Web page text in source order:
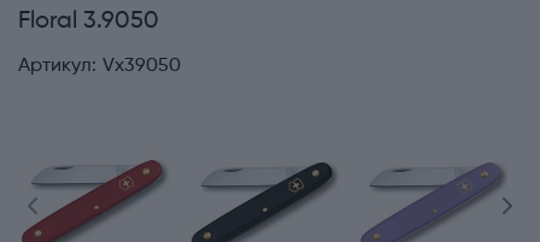
Floral 3.9050
Артикул: Vx39050